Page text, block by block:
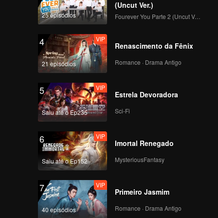
help
25 episódios
(Uncut Ver.)
Fourever You Parte 2 (Uncut Ver.)
4
21 episódios
VIP
Renascimento da Fênix
Romance · Drama Antigo
5
Saiu até o Ep235
VIP
Estrela Devoradora
Sci-Fi
6
Saiu até o Ep152
VIP
Imortal Renegado
MysteriousFantasy
7
40 episódios
VIP
Primeiro Jasmim
Romance · Drama Antigo